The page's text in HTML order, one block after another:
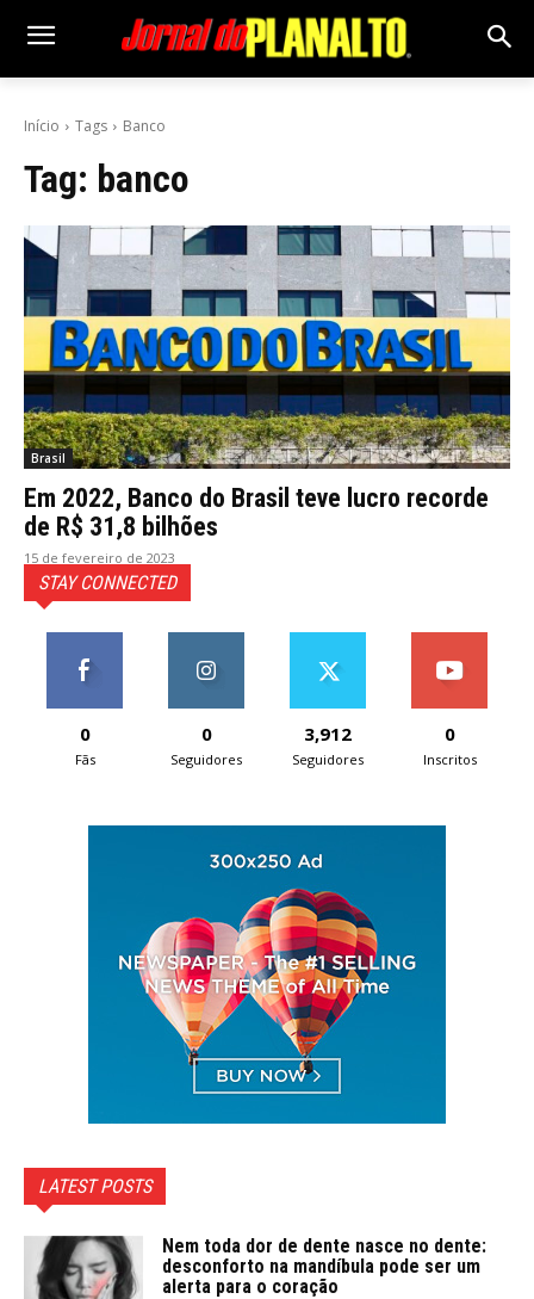
Início Tags Banco
Tag: banco
Brasil
Em 2022, Banco do Brasil teve lucro recorde
de R$ 31,8 bilhões
15 de fevereiro de 2023
STAY CONNECTED
0
Fãs
0
Seguidores
3,912
Seguidores
0
Inscritos
LATEST POSTS
Nem toda dor de dente nasce no dente:
desconforto na mandíbula pode ser um
alerta para o coração